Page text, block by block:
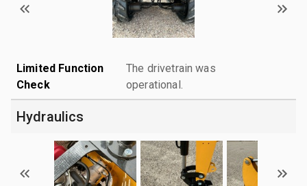
Limited Function
Check
The drivetrain was
operational.
Hydraulics